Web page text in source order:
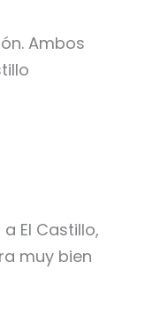
Ambos
El Castillo,
muy bien